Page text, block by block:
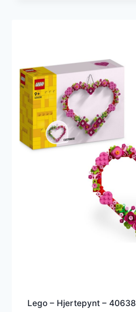
Lego – Hjertepynt – 40638